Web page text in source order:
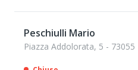
Peschiulli Mario
Piazza Addolorata, 5 - 73055